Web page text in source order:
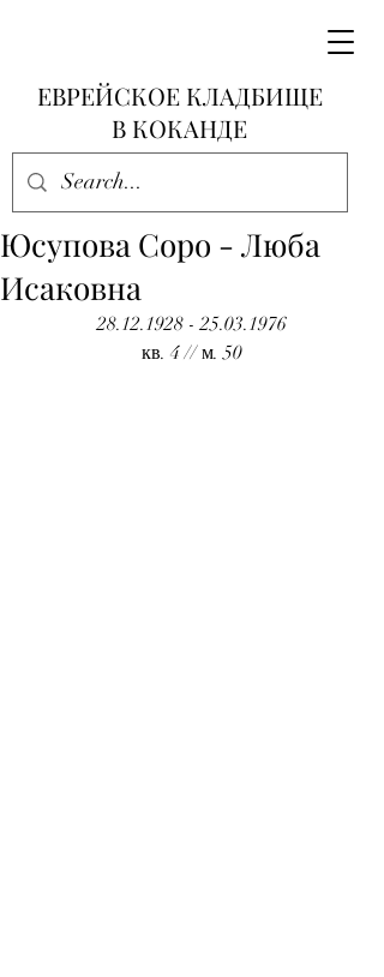
ЕВРЕЙСКОЕ КЛАДБИЩЕ
В КОКАНДЕ
Юсупова Соро - Люба
Исаковна
28.12.1928 - 25.03.1976
кв. 4 // м. 50